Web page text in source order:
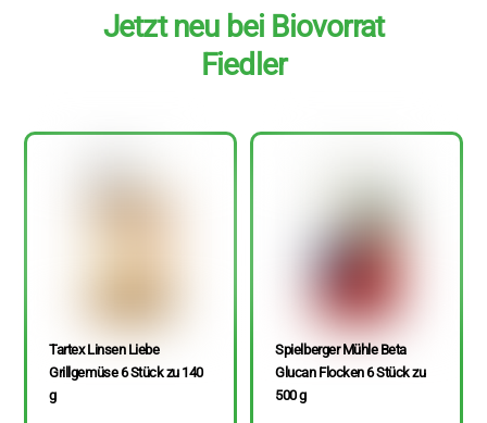
Jetzt neu bei Biovorrat
Fiedler
Tartex Linsen Liebe
Grillgemüse 6 Stück zu 140
g
Spielberger Mühle Beta
Glucan Flocken 6 Stück zu
500 g